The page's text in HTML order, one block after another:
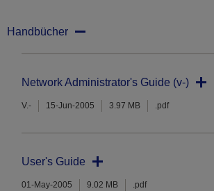
Handbücher
Network Administrator's Guide (v-)
V.- 15-Jun-2005 3.97 MB .pdf
User's Guide
01-May-2005 9.02 MB .pdf